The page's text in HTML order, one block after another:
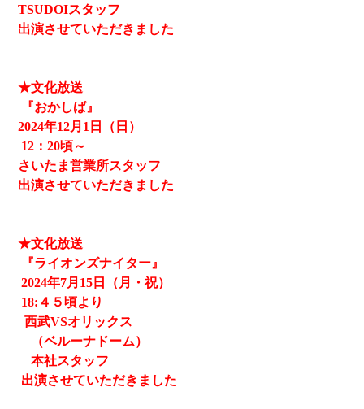
TSUDOIスタッフ
出演させていただきました
★文化放送
『おかしば』
2024年12月1日（日）
12 ：20頃～
さいたま営業所スタッフ
出演させていただきました
★文化放送
『ライオンズナイター』
2024年7月15日（月・祝）
18:４５頃より
西武VSオリックス
（ベルーナドーム）
本社スタッフ
出演させていただきました